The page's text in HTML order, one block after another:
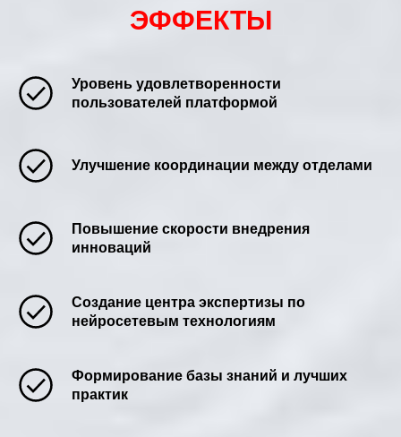
ЭФФЕКТЫ
Уровень удовлетворенности
пользователей платформой
Улучшение координации между отделами
Повышение скорости внедрения
инноваций
Создание центра экспертизы по
нейросетевым технологиям
Формирование базы знаний и лучших
практик